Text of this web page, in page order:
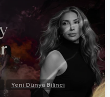
Yeni Dünya Bilinci